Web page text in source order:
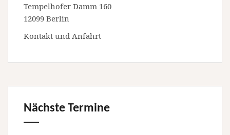
Tempelhofer Damm 160
12099 Berlin
Kontakt und Anfahrt
Nächste Termine